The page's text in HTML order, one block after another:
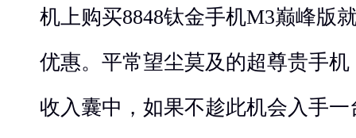
机上购买8848钛金手机M3巅峰版
优惠。平常望尘莫及的超尊贵手
收入囊中，如果不趁此机会入手